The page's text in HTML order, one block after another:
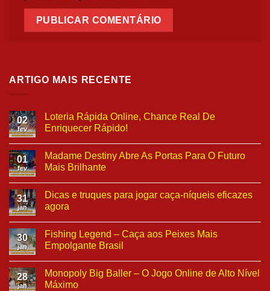
ARTIGO MAIS RECENTE
02
fev
Loteria Rápida Online, Chance Real De
Enriquecer Rápido!
01
fev
Madame Destiny Abre As Portas Para O Futuro
Mais Brilhante
31
jan
Dicas e truques para jogar caça-níqueis eficazes
agora
30
jan
Fishing Legend – Caça aos Peixes Mais
Empolgante Brasil
28
jan
Monopoly Big Baller – O Jogo Online de Alto Nível
Máximo